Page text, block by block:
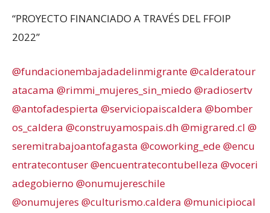
“PROYECTO FINANCIADO A TRAVÉS DEL FFOIP
2022”
@fundacionembajadadelinmigrante@calderatour
atacama @rimmi_mujeres_sin_miedo @radiosertv
@antofadespierta @serviciopaiscaldera @bomber
os_caldera @construyamospais.dh@migrared.cl @
seremitrabajoantofagasta @coworking_ede@encu
entratecontuser@encuentratecontubelleza @voceri
adegobierno @onumujereschile
@onumujeres @culturismo.caldera @municipiocal